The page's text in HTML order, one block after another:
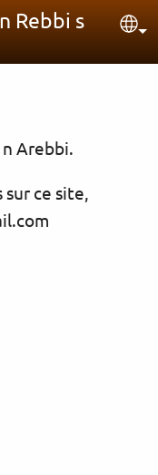
Rebbi s
Arebbi.
ce site,